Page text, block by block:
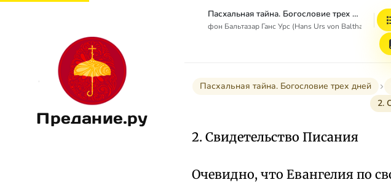
Предание.ру
Пасхальная тайна. Богословие трех дней
фон Бальтазар Ганс Урс (Hans Urs von Balthasar)
Пасхальная тайна. Богословие трех дней
2.
2. Свидетельство Писания
Очевидно, что Евангелия по